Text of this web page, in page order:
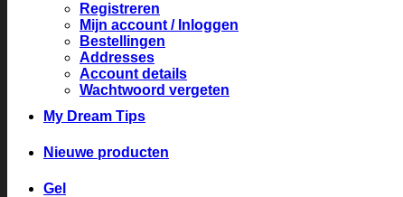
Registreren
Mijn account / Inloggen
Bestellingen
Addresses
Account details
Wachtwoord vergeten
My Dream Tips
Nieuwe producten
Gel